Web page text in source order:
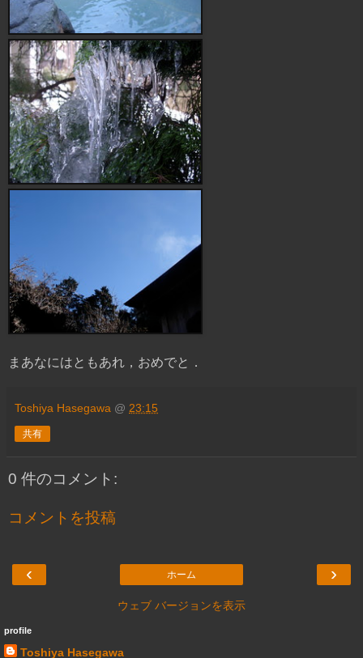
まあなにはともあれ，おめでと．
Toshiya Hasegawa @ 23:15
共有
0 件のコメント:
コメントを投稿
‹ ›
ホーム
ウェブ バージョンを表示
profile
Toshiya Hasegawa